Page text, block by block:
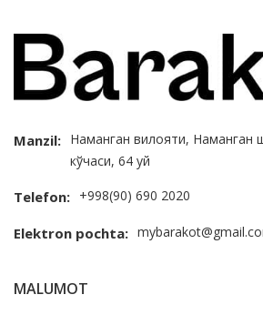
Manzil: Наманган вилояти, Наманган
кўчаси, 64 уй
Telefon: +998(90) 690 2020
Elektron pochta:
MALUMOT